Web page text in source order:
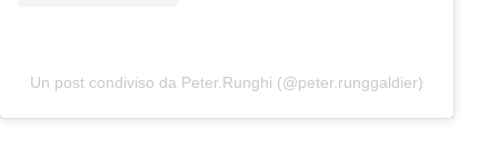
Un post condiviso da Peter.Runghi (@peter.runggaldier)